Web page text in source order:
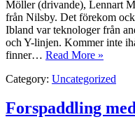
Möller (drivande), Lennart
från Nilsby. Det förekom
Ibland var teknologer från
och Y-linjen. Kommer inte
finner… Read More »
Category: Uncategorized
Forspaddling